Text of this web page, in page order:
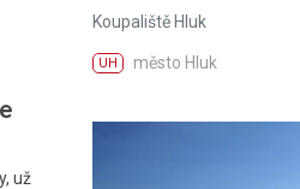
už
Koupaliště Hluk
UH město Hluk